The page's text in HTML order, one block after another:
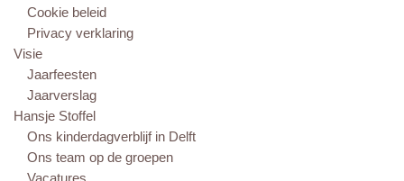
Cookie beleid
Privacy verklaring
Visie
Jaarfeesten
Jaarverslag
Hansje Stoffel
Ons kinderdagverblijf in Delft
Ons team op de groepen
Vacatures